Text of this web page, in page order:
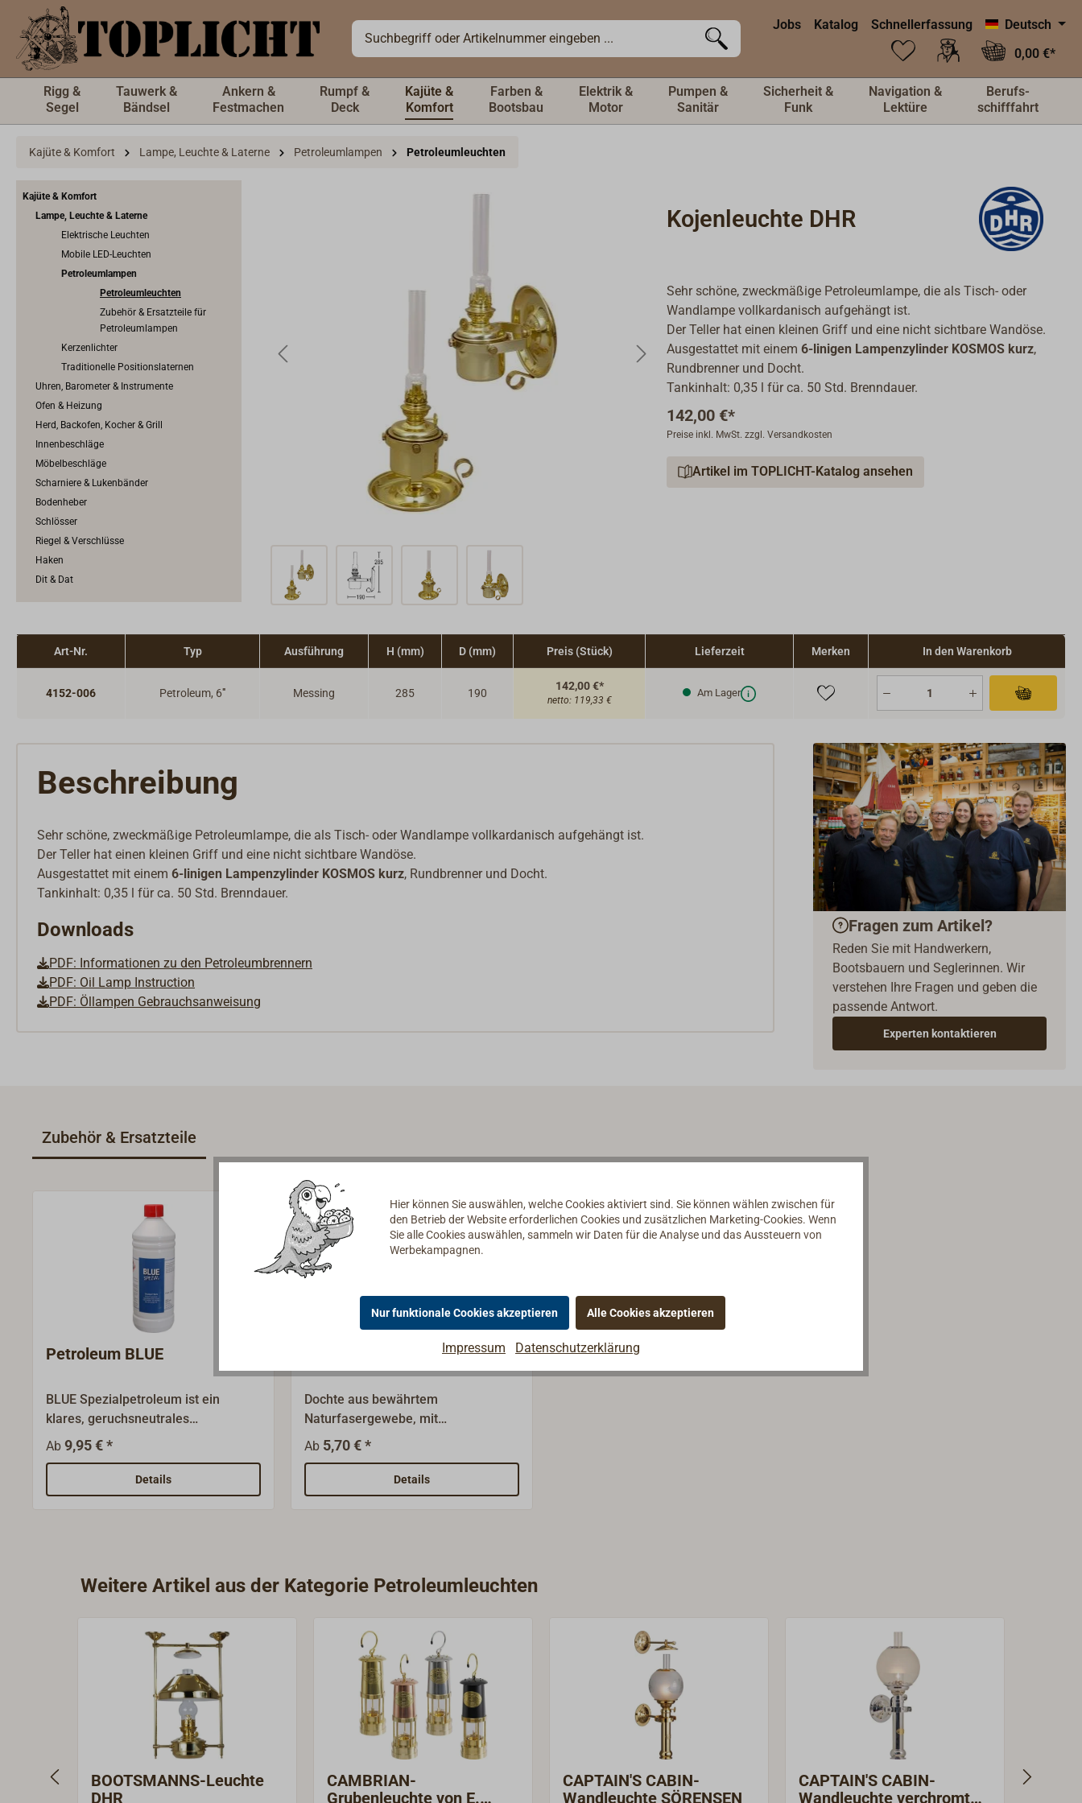
springen Jobs Katalog Schnellerfassung
Deutsch
0,00 €*
Rigg &
Segel
Tauwerk &
Bändsel
Ankern &
Festmachen
Rumpf &
Deck
Kajüte &
Komfort
Farben &
Bootsbau
Elektrik &
Motor
Pumpen &
Sanitär
Sicherheit &
Funk
Navigation &
Lektüre
Berufs-
schifffahrt
Kajüte & Komfort Lampe, Leuchte & Laterne Petroleumlampen Petroleumleuchten
Kajüte & Komfort
Lampe, Leuchte & Laterne
Elektrische Leuchten
Mobile LED-Leuchten
Petroleumlampen
Petroleumleuchten
Zubehör & Ersatzteile für
Petroleumlampen
Kerzenlichter
Traditionelle Positionslaternen
Uhren, Barometer & Instrumente
Ofen & Heizung
Herd, Backofen, Kocher & Grill
Innenbeschläge
Möbelbeschläge
Scharniere & Lukenbänder
Bodenheber
Schlösser
Riegel & Verschlüsse
Haken
Dit & Dat
Kojenleuchte DHR
Sehr schöne, zweckmäßige Petroleumlampe, die als Tisch- oder
Wandlampe vollkardanisch aufgehängt ist.
Der Teller hat einen kleinen Griff und eine nicht sichtbare Wandöse.
Ausgestattet mit einem 6-linigen Lampenzylinder KOSMOS kurz,
Rundbrenner und Docht.
Tankinhalt: 0,35 l für ca. 50 Std. Brenndauer.
142,00 €*
Preise inkl. MwSt. zzgl. Versandkosten
Artikel im TOPLICHT-Katalog ansehen
Art-Nr. Typ Ausführung H (mm) D (mm) Preis (Stück) Lieferzeit Merken In den Warenkorb
4152-006 Petroleum, 6''' Messing 285 190
142,00 €*
netto: 119,33 €
Am Lager
Beschreibung
Sehr schöne, zweckmäßige Petroleumlampe, die als Tisch- oder Wandlampe vollkardanisch aufgehängt ist.
Der Teller hat einen kleinen Griff und eine nicht sichtbare Wandöse.
Ausgestattet mit einem 6-linigen Lampenzylinder KOSMOS kurz, Rundbrenner und Docht.
Tankinhalt: 0,35 l für ca. 50 Std. Brenndauer.
Downloads
PDF: Informationen zu den Petroleumbrennern
PDF: Oil Lamp Instruction
PDF: Öllampen Gebrauchsanweisung
Fragen zum Artikel?
Reden Sie mit Handwerkern,
Bootsbauern und Seglerinnen. Wir
verstehen Ihre Fragen und geben die
passende Antwort.
Experten kontaktieren
Zubehör & Ersatzteile
Petroleum BLUE
BLUE Spezialpetroleum ist ein
klares, geruchsneutrales
Naphtadestillat, ohne Zusatz von
Duftstoffen.Ideal geeignet für
Kocher, Lampen und Heizungen.Die
Verwendung dieses hochreinen
vorgebeugt, in Lampen wird für
rußfreie Verbrennung
oder 5-Liter Kanister. Für den
Kanister ist ein passender
Auslaufhahn erhältlich, der das
Befüllen erleichtert.
Ab 9,95 € *
Details
Dochte aus bewährtem
Naturfasergewebe, mit
Kennfaden.Unterschiedliche
Konfektion für die verschiedenen
Brennertypen.Bitte vermessen Sie
zur Bestellung Ihren alten Docht
Ab 5,70 € *
Details
Weitere Artikel aus der Kategorie Petroleumleuchten
BOOTSMANNS-Leuchte
DHR
CAMBRIAN-
Grubenleuchte von E.
CAPTAIN'S CABIN-
Wandleuchte SÖRENSEN
CAPTAIN'S CABIN-
Wandleuchte verchromt
Hier können Sie auswählen, welche Cookies aktiviert sind. Sie können wählen zwischen für
den Betrieb der Website erforderlichen Cookies und zusätzlichen Marketing-Cookies. Wenn
Sie alle Cookies auswählen, sammeln wir Daten für die Analyse und das Aussteuern von
Werbekampagnen.
Nur funktionale Cookies akzeptieren Alle Cookies akzeptieren
Impressum Datenschutzerklärung